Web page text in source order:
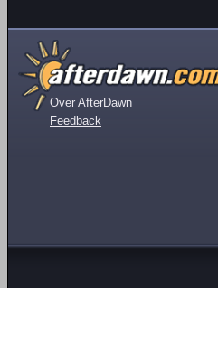
Over AfterDawn
Feedback